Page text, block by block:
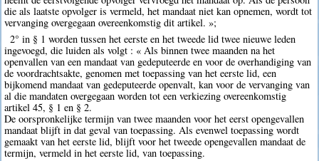
die als laatste opvolger is vermeld, het mandaat niet kan opnemen, wordt tot
vervanging overgegaan overeenkomstig dit artikel. »;
2° in § 1 worden tussen het eerste en het tweede lid twee nieuwe leden
ingevoegd, die luiden als volgt : « Als binnen twee maanden na het
openvallen van een mandaat van gedeputeerde en voor de overhandiging van
de voordrachtsakte, genomen met toepassing van het eerste lid, een
bijkomend mandaat van gedeputeerde openvalt, kan voor de vervanging van
al die mandaten overgegaan worden tot een verkiezing overeenkomstig
artikel 45, § 1 en § 2.
De oorspronkelijke termijn van twee maanden voor het eerst opengevallen
mandaat blijft in dat geval van toepassing. Als evenwel toepassing wordt
gemaakt van het eerste lid, blijft voor het tweede opengevallen mandaat de
termijn, vermeld in het eerste lid, van toepassing.